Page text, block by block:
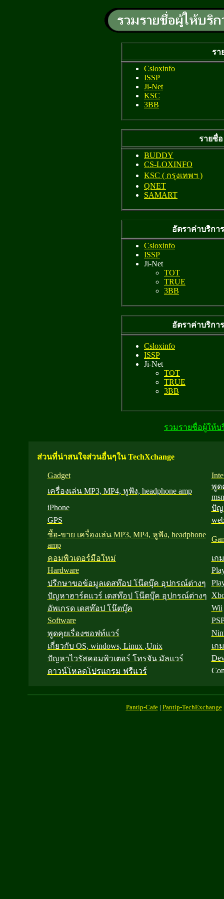
รา
Csloxinfo
ISSP
Ji-Net
KSC
3BB
รายชื่อ
BUDDY
CS-LOXINFO
KSC ( กรุงเทพฯ )
QNET
SAMART
อัตราค่าบริกา
Csloxinfo
ISSP
Ji-Net
TOT
TRUE
3BB
อัตราค่าบริกา
Csloxinfo
ISSP
Ji-Net
TOT
TRUE
3BB
รวมรายชื่อผู้ให้บ
ส่วนที่น่าสนใจส่วนอื่นๆใน TechXchange
Gadget
เครื่องเล่น MP3, MP4, หูฟัง, headphone amp
พูด
msn
iPhone
ปัญ
GPS
ซื้อ-ขาย เครื่องเล่น MP3, MP4, หูฟัง, headphone
amp
คอมพิวเตอร์มือใหม่
เก
Hardware
ปรีกษาขอข้อมูลเดสท๊อป โน๊ตบุ๊ค อุปกรณ์ต่างๆ
ปัญหาฮาร์ดแวร์ เดสท๊อป โน๊ตบุ๊ค อุปกรณ์ต่างๆ
อัพเกรด เดสท๊อป โน๊ตบุ๊ค
Wii
Software
พูดคุยเรื่องซอฟท์แวร์
เกี่ยวกับ OS, windows, Linux ,Unix
เก
ปัญหาไวรัสคอมพิวเตอร์ โทรจัน มัลแวร์
ดาวน์โหลดโปรแกรม ฟรีแวร์
Pantip-Cafe| Pantip-TechExchange